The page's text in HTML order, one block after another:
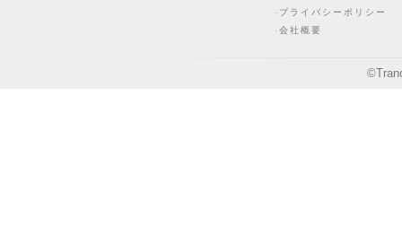
プライバシーポリシー
会社概要
©